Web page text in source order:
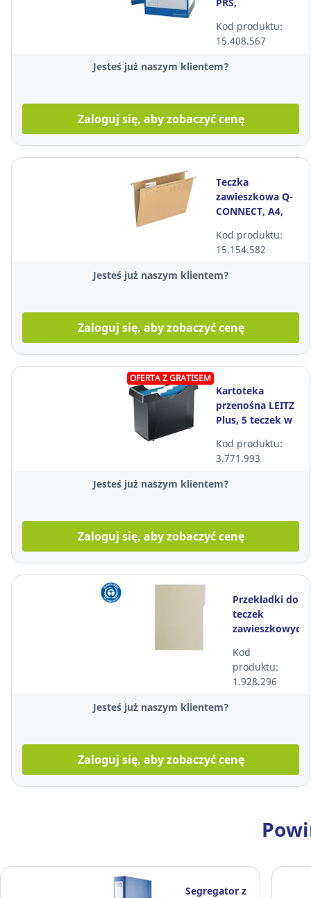
mm, szare, 2
sztuki
Kod produktu:
15.408.567
Jesteś już naszym klientem?
Zaloguj się, aby zobaczyć cenę
Teczka
zawieszkowa Q-
CONNECT, A4,
Kod produktu:
15.154.582
Jesteś już naszym klientem?
Zaloguj się, aby zobaczyć cenę
OFERTA Z GRATISEM
Kartoteka
przenośna LEITZ
Plus, 5 teczek w
teczek, czarna*
Kod produktu:
3.771.993
Jesteś już naszym klientem?
Zaloguj się, aby zobaczyć cenę
Przekładki do
teczek
zawieszkowych
Manila A4
kremowe
opakowanie
Kod
produktu:
1.928.296
Jesteś już naszym klientem?
Zaloguj się, aby zobaczyć cenę
Segregator z